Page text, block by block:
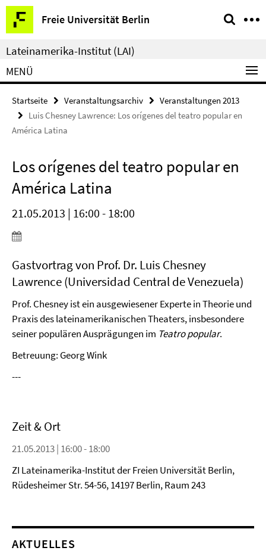
Springe
direkt
zu
Inhalt
Freie Universität Berlin
Service-
Navigation
Lateinamerika-Institut (LAI)
MENÜ
Startseite Veranstaltungsarchiv
Veranstaltungen 2013
Luis Chesney Lawrence: Los orígenes del teatro popular en
América Latina
Los orígenes del teatro popular en
América Latina
21.05.2013 | 16:00 - 18:00
Gastvortrag von Prof. Dr. Luis Chesney
Lawrence (Universidad Central de Venezuela)
Prof. Chesney ist ein ausgewiesener Experte in Theorie und
Praxis des lateinamerikanischen Theaters, insbesondere
seiner populären Ausprägungen im Teatro popular.
Betreuung: Georg Wink
---
Zeit & Ort
21.05.2013 | 16:00 - 18:00
ZI Lateinamerika-Institut der Freien Universität Berlin,
Rüdesheimer Str. 54-56, 14197 Berlin, Raum 243
AKTUELLES